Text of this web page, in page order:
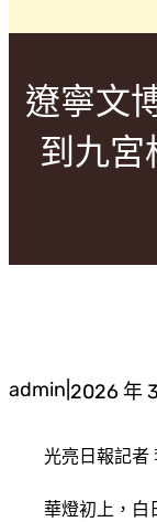
遼寧文
到九宮
admin 2026 年
光亮日報記者
華燈初上，白